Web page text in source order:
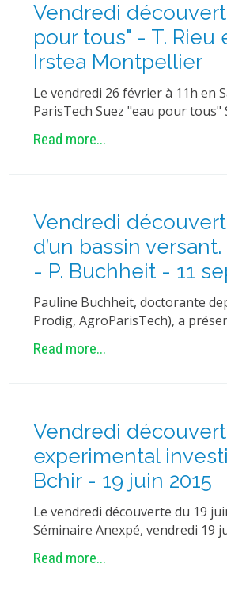
Vendredi
pour tous" - T. Rieu
Irstea Montpellier
Le vendredi 26 février à 11h en
ParisTech Suez "eau pour tous"
Read more...
Vendredi
d’un bassin
- P. Buchheit - 11
Pauline Buchheit, doctorante
Prodig, AgroParisTech), a
Read more...
Vendredi
experimental
Bchir - 19 juin 2015
Le vendredi découverte du 19
Séminaire Anexpé, vendredi 19
Read more...